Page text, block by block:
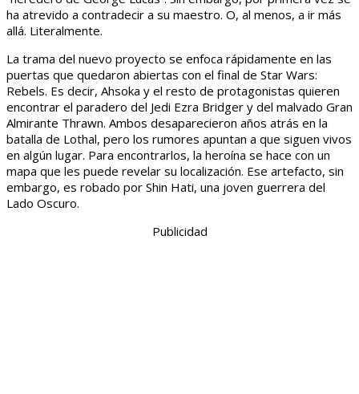
ha atrevido a contradecir a su maestro. O, al menos, a ir más
allá. Literalmente.
La trama del nuevo proyecto se enfoca rápidamente en las
puertas que quedaron abiertas con el final de Star Wars:
Rebels. Es decir, Ahsoka y el resto de protagonistas quieren
encontrar el paradero del Jedi Ezra Bridger y del malvado Gran
Almirante Thrawn. Ambos desaparecieron años atrás en la
batalla de Lothal, pero los rumores apuntan a que siguen vivos
en algún lugar. Para encontrarlos, la heroína se hace con un
mapa que les puede revelar su localización. Ese artefacto, sin
embargo, es robado por Shin Hati, una joven guerrera del
Lado Oscuro.
Publicidad